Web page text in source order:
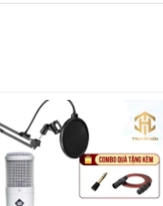
volt cho chất lượng
cũng có thể được sử
thanh tuyệt vời mọi lúc